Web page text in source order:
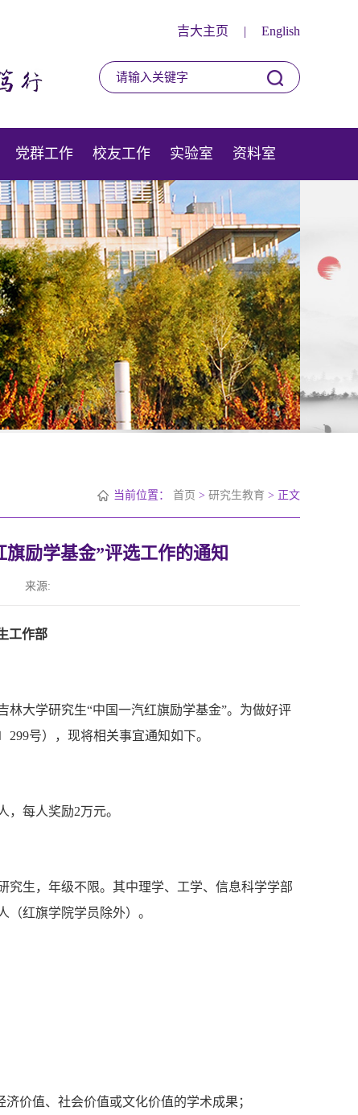
吉大主页 | English
党群工作 校友工作 实验室 资料室
当前位置： 首页 > 研究生教育 > 正文
励学基金”评选工作的通知
来源:
工作部
大学研究生“中国一汽红旗励学基金”。为做好评
号），现将相关事宜通知如下。
，每人奖励2万元。
究生，年级不限。其中理学、工学、信息科学学部
红旗学院学员除外）。
价值、社会价值或文化价值的学术成果；